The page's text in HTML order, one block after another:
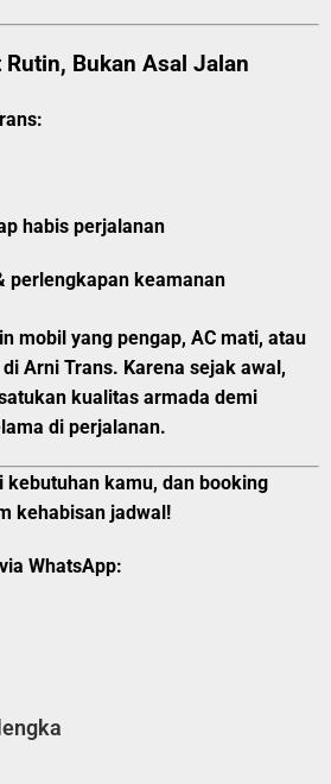
Rutin, Bukan Asal Jalan
habis perjalanan
perlengkapan keamanan
mobil yang pengap, AC mati, atau
Arni Trans. Karena sejak awal,
kualitas armada demi
di perjalanan.
kebutuhan kamu, dan booking
kehabisan jadwal!
WhatsApp: